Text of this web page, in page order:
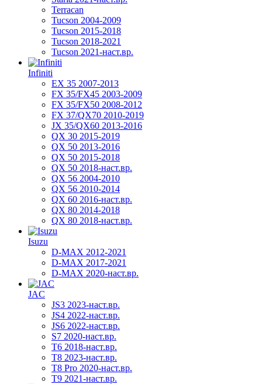
Terracan
Tucson 2004-2009
Tucson 2015-2018
Tucson 2018-2021
Tucson 2021-наст.вр.
Infiniti
EX 35 2007-2013
FX 35/FX45 2003-2009
FX 35/FX50 2008-2012
FX 37/QX70 2010-2019
JX 35/QX60 2013-2016
QX 30 2015-2019
QX 50 2013-2016
QX 50 2015-2018
QX 50 2018-наст.вр.
QX 56 2004-2010
QX 56 2010-2014
QX 60 2016-наст.вр.
QX 80 2014-2018
QX 80 2018-наст.вр.
Isuzu
D-MAX 2012-2021
D-MAX 2017-2021
D-MAX 2020-наст.вр.
JAC
JS3 2023-наст.вр.
JS4 2022-наст.вр.
JS6 2022-наст.вр.
S7 2020-наст.вр.
T6 2018-наст.вр.
T8 2023-наст.вр.
T8 Pro 2020-наст.вр.
T9 2021-наст.вр.